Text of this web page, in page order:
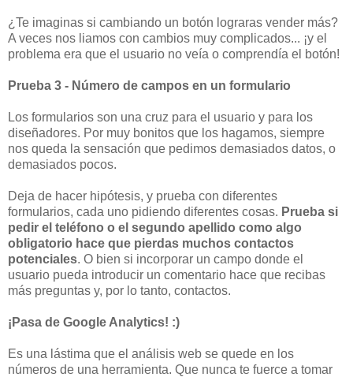
¿Te imaginas si cambiando un botón lograras vender más?
A veces nos liamos con cambios muy complicados... ¡y el
problema era que el usuario no veía o comprendía el botón!
Prueba 3 - Número de campos en un formulario
Los formularios son una cruz para el usuario y para los
diseñadores. Por muy bonitos que los hagamos, siempre
nos queda la sensación que pedimos demasiados datos, o
demasiados pocos.
Deja de hacer hipótesis, y prueba con diferentes
formularios, cada uno pidiendo diferentes cosas. Prueba si
pedir el teléfono o el segundo apellido como algo
obligatorio hace que pierdas muchos contactos
potenciales. O bien si incorporar un campo donde el
usuario pueda introducir un comentario hace que recibas
más preguntas y, por lo tanto, contactos.
¡Pasa de Google Analytics! :)
Es una lástima que el análisis web se quede en los
números de una herramienta. Que nunca te fuerce a tomar